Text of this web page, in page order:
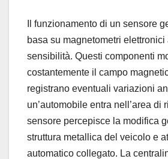
Il funzionamento di un sensore
basa su magnetometri elettronici
sensibilità. Questi componenti
costantemente il campo
registrano eventuali variazioni
un’automobile entra nell’area di
sensore percepisce la modifica
struttura metallica del veicolo e
automatico collegato. La